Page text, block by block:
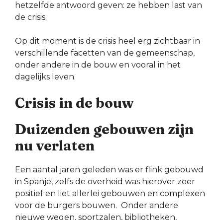
hetzelfde antwoord geven: ze hebben last van
de crisis.
Op dit moment is de crisis heel erg zichtbaar in
verschillende facetten van de gemeenschap,
onder andere in de bouw en vooral in het
dagelijks leven.
Crisis in de bouw
Duizenden gebouwen zijn
nu verlaten
Een aantal jaren geleden was er flink gebouwd
in Spanje, zelfs de overheid was hierover zeer
positief en liet allerlei gebouwen en complexen
voor de burgers bouwen. Onder andere
nieuwe wegen, sportzalen, bibliotheken,